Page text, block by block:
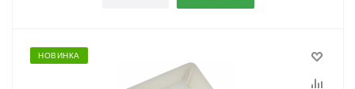
НОВИНКА